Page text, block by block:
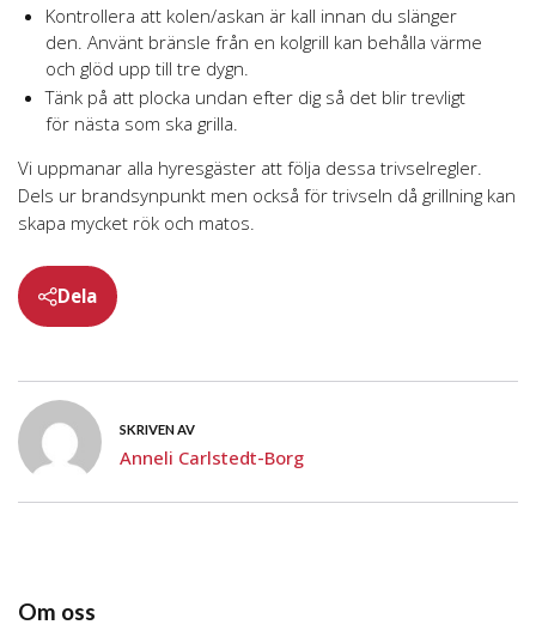
Om oss
Kontrollera att kolen/askan är kall innan du slänger
den. Använt bränsle från en kolgrill kan behålla värme
och glöd upp till tre dygn.
Tänk på att plocka undan efter dig så det blir trevligt
för nästa som ska grilla.
Vi uppmanar alla hyresgäster att följa dessa trivselregler.
Dels ur brandsynpunkt men också för trivseln då grillning kan
skapa mycket rök och matos.
Dela
SKRIVEN AV
Anneli Carlstedt-Borg